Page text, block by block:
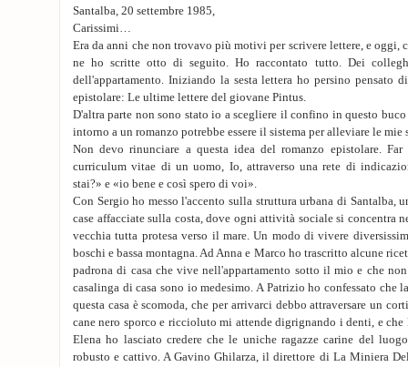
Santalba, 20 settembre 1985,
Carissimi…
Era da anni che non trovavo più motivi per scrivere lettere, e oggi,
ne ho scritte otto di seguito. Ho raccontato tutto. Dei
dell'appartamento. Iniziando la sesta lettera ho persino pensato
epistolare: Le ultime lettere del giovane Pintus.
D'altra parte non sono stato io a scegliere il confino in questo
intorno a un romanzo potrebbe essere il sistema per alleviare le mie
Non devo rinunciare a questa idea del romanzo epistolare.
curriculum vitae di un uomo, Io, attraverso una rete di
stai?» e «io bene e così spero di voi».
Con Sergio ho messo l'accento sulla struttura urbana di Santalba,
case affacciate sulla costa, dove ogni attività sociale si concentra
vecchia tutta protesa verso il mare. Un modo di vivere
boschi e bassa montagna. Ad Anna e Marco ho trascritto alcune
padrona di casa che vive nell'appartamento sotto il mio e che
casalinga di casa sono io medesimo. A Patrizio ho confessato che
questa casa è scomoda, che per arrivarci debbo attraversare un
cane nero sporco e riccioluto mi attende digrignando i denti, e
Elena ho lasciato credere che le uniche ragazze carine del
robusto e cattivo. A Gavino Ghilarza, il direttore di La Miniera